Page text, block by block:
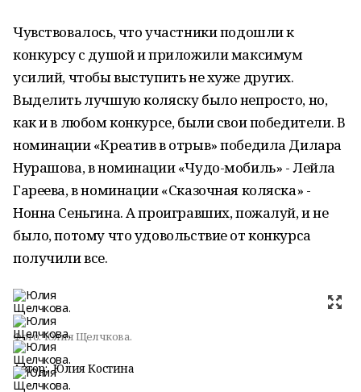
Чувствовалось, что участники подошли к
конкурсу с душой и приложили максимум
усилий, чтобы выступить не хуже других.
Выделить лучшую коляску было непросто, но,
как и в любом конкурсе, были свои победители. В
номинации «Креатив в отрыв» победила Дилара
Нурашова, в номинации «Чудо-мобиль» - Лейла
Гареева, в номинации «Сказочная коляска» -
Нонна Сеньгина. А проигравших, пожалуй, и не
было, потому что удовольствие от конкурса
получили все.
Фото: Юлия Щелчкова.
Автор: Юлия Костина